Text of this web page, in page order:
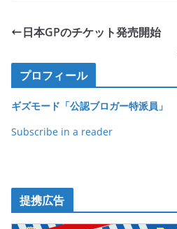
e
o
o
k
er et
日本GPのチケット発売開始
プロフィール
ギズモード「公認ブロガー特派員」
Subscribe in a reader
提携広告